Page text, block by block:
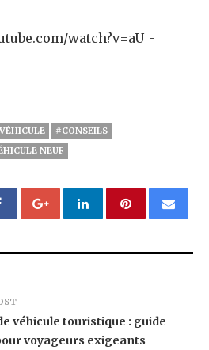
watch?v=aU_-
#CONSEILS
NEUF
véhicule touristique : guide
voyageurs exigeants